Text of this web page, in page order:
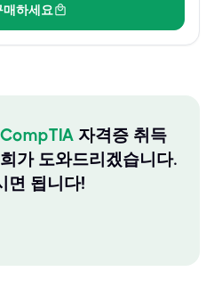
매하세요
CompTIA 자격증 취득
가 도와드리겠습니다.
면 됩니다!